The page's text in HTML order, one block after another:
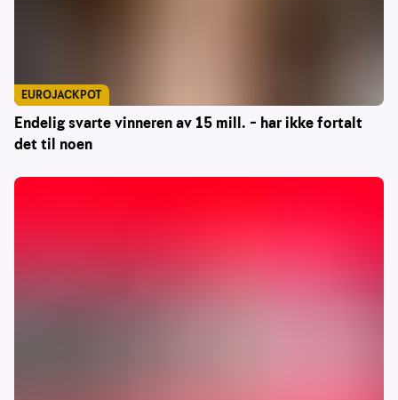
Endelig svarte vinneren av 15 mill. – har ikke fortalt
det til noen
EUROJACKPOT